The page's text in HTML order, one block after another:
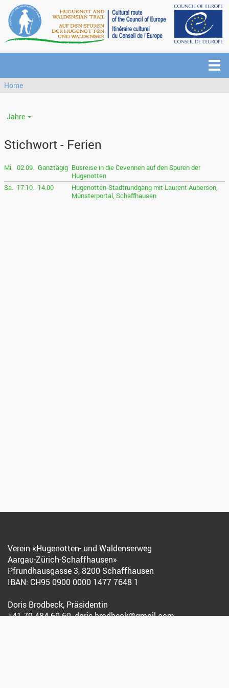
Home
Jahre
Stichwort - Ferien
Mi. 02.09. Ganztägig Busreise in die Cevennen auf den Spuren der
Hugenotten
Sa. 17.10. 14.00
Hugenotten-Stadtrundgang mit Laurent Auberson,
Münsterportal, Schaffhausen
Verein «Hugenotten- und Waldenserweg
Aargau-Zürich-Schaffhausen»
Pfrundhausgasse 3, 8200 Schaffhausen
IBAN: CH95 0900 0000 1477 7648 1
Doris Brodbeck, Präsidentin
+41 79 484 60 69,doris.brodbeck@gmail.com